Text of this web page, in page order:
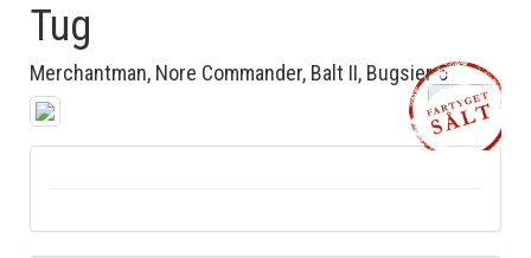
Tug
Merchantman, Nore Commander, Balt II, Bugsier 5
Dela!